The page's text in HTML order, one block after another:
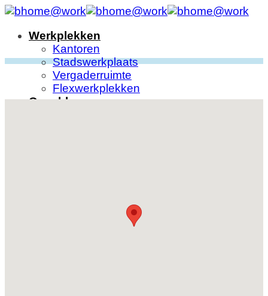
Ga
inhoudWerkplekken
Kantoren
Stadswerkplaats
Vergaderruimte
Flexwerkplekken
Over bhome